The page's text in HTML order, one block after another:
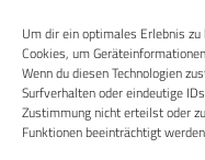
Um dir ein optimales Erlebnis
Cookies, um
Wenn du diesen Technologien
Surfverhalten oder eindeutige
Zustimmung nicht erteilst oder
Funktionen beeinträchtigt
RECHTLICHES
Cookie-Richtlinie